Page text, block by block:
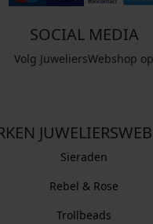
SOCIAL MEDIA
Volg JuweliersWebshop op
Sieraden
Rebel & Rose
Trollbeads